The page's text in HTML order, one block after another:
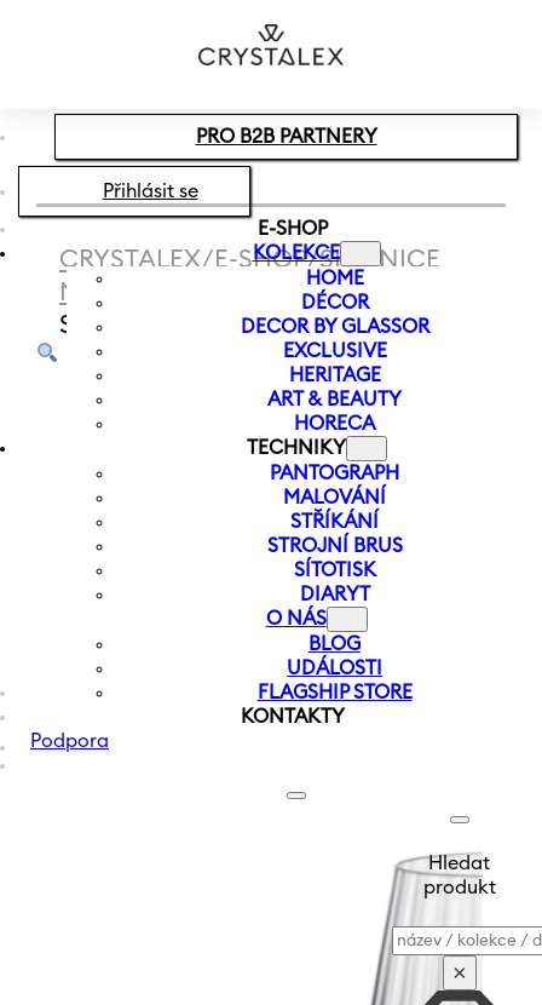
Přeskočit na zápatí
PRO B2B PARTNERY
Přihlásit se
E-SHOP
KOLEKCE
HOME
DÉCOR
DECOR BY GLASSOR
EXCLUSIVE
HERITAGE
ART & BEAUTY
HORECA
TECHNIKY
PANTOGRAPH
MALOVÁNÍ
STŘÍKÁNÍ
STROJNÍ BRUS
SÍTOTISK
DIARYT
O NÁS
BLOG
UDÁLOSTI
FLAGSHIP STORE
KONTAKTY
Podpora
Hledat
produkt
Vyhledávání
×
CRYSTALEX/ E-SHOP/SKLENICE
NA VODU
SKLENICE NA NEALKO
SANDRA OPTIC 400 ML